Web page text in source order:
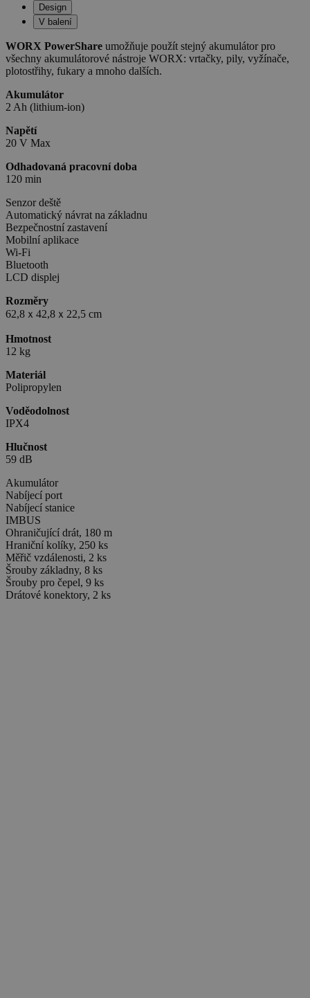
Design
V balení
WORX PowerShare umožňuje použít stejný akumulátor pro
všechny akumulátorové nástroje WORX: vrtačky, pily, vyžínače,
plotostřihy, fukary a mnoho dalších.
Akumulátor
2 Ah (lithium-ion)
Napětí
20 V Max
Odhadovaná pracovní doba
120 min
Senzor deště
Automatický návrat na základnu
Bezpečnostní zastavení
Mobilní aplikace
Wi-Fi
Bluetooth
LCD displej
Rozměry
62,8ｘ42,8ｘ22,5 cm
Hmotnost
12 kg
Materiál
Polipropylen
Voděodolnost
IPX4
Hlučnost
59 dB
Akumulátor
Nabíjecí port
Nabíjecí stanice
IMBUS
Ohraničující drát, 180 m
Hraniční kolíky, 250 ks
Měřič vzdálenosti, 2 ks
Šrouby základny, 8 ks
Šrouby pro čepel, 9 ks
Drátové konektory, 2 ks